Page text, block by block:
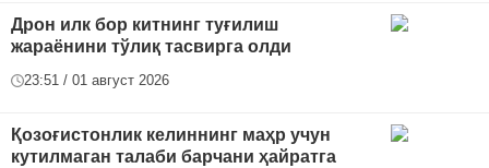
Дрон илк бор китнинг туғилиш
жараёнини тўлиқ тасвирга олди
23:51 / 01 август 2026
Қозоғистонлик келиннинг маҳр учун
кутилмаган талаби барчани ҳайратга